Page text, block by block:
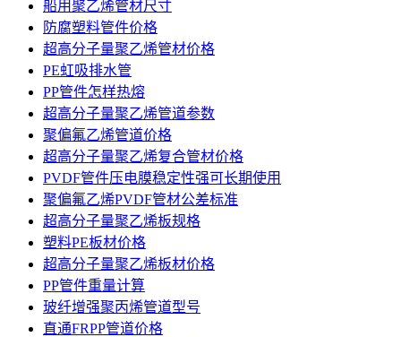
船用聚乙烯管材尺寸
防腐塑料管件价格
超高分子量聚乙烯管材价格
PE虹吸排水管
PP管件怎样热熔
超高分子量聚乙烯管道参数
聚偏氟乙烯管道价格
超高分子量聚乙烯复合管材价格
PVDF管件压电膜稳定性强可长期使用
聚偏氟乙烯PVDF管材公差标准
超高分子量聚乙烯板规格
塑料PE板材价格
超高分子量聚乙烯板材价格
PP管件重量计算
玻纤增强聚丙烯管道型号
直通FRPP管道价格